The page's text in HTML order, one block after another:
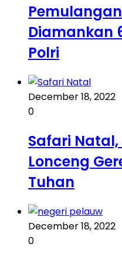
Diamankan
Polri
December 18, 2022
0
Safari
Lonceng
Tuhan
December 18, 2022
0